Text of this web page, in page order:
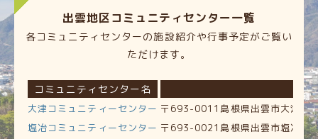
出雲地区コミュニティセンター一覧
各コミュニティセンターの施設紹介や行事予定がご覧い
ただけます。
コミュニティセンター名
大津コミュニティーセンター 〒693-0011島根県出雲市大津町
塩冶コミュニティーセンター 〒693-0021島根県出雲市塩冶町